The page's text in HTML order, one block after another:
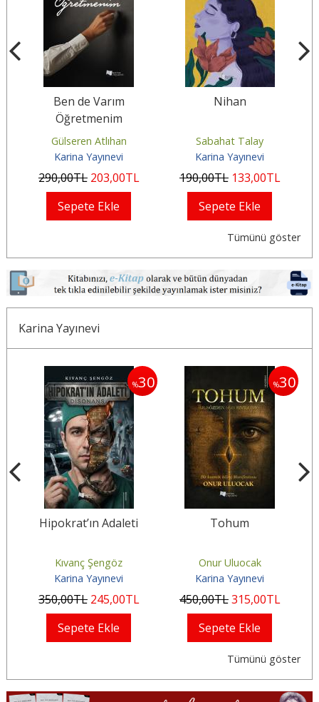
Ben de Varım
Öğretmenim
Gülseren Atlıhan
Karina Yayınevi
290,00TL 203,00TL
Sepete Ekle
Nihan
Sabahat Talay
Karina Yayınevi
190,00TL 133,00TL
Sepete Ekle
Tümünü göster
Karina Yayınevi
%30
Hipokrat’ın Adaleti
Kıvanç Şengöz
Karina Yayınevi
350,00TL 245,00TL
Sepete Ekle
%30
Tohum
Onur Uluocak
Karina Yayınevi
450,00TL315,00TL
Sepete Ekle
Tümünü göster